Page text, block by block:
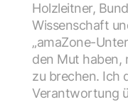
Holzleitner,
Wissenschaft
„amaZone-
den Mut haben,
zu brechen. Ich
Verantwortung